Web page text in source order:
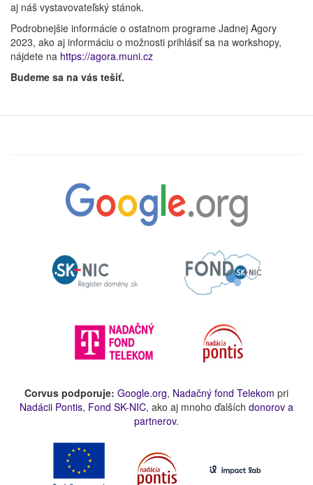
aj náš vystavovateľský stánok.
Podrobnejšie informácie o ostatnom programe Jadnej Agory
2023, ako aj informáciu o možnosti prihlásiť sa na workshopy,
nájdete na https://agora.muni.cz
Budeme sa na vás tešiť.
Corvus podporuje: Google.org, Nadačný fond Telekom pri
Nadácii Pontis, Fond SK-NIC, ako aj mnoho ďalších donorov a
partnerov.